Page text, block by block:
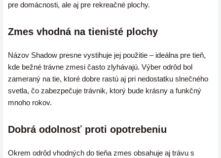
pre domácnosti, ale aj pre rekreačné plochy.
Zmes vhodná na tienisté plochy
Názov Shadow presne vystihuje jej použitie – ideálna pre tieň,
kde bežné trávne zmesi často zlyhávajú. Výber odrôd bol
zameraný na tie, ktoré dobre rastú aj pri nedostatku slnečného
svetla, čo zabezpečuje trávnik, ktorý bude krásny a funkčný
mnoho rokov.
Dobrá odolnosť proti opotrebeniu
Okrem odrôd vhodných do tieňa zmes obsahuje aj trávu s